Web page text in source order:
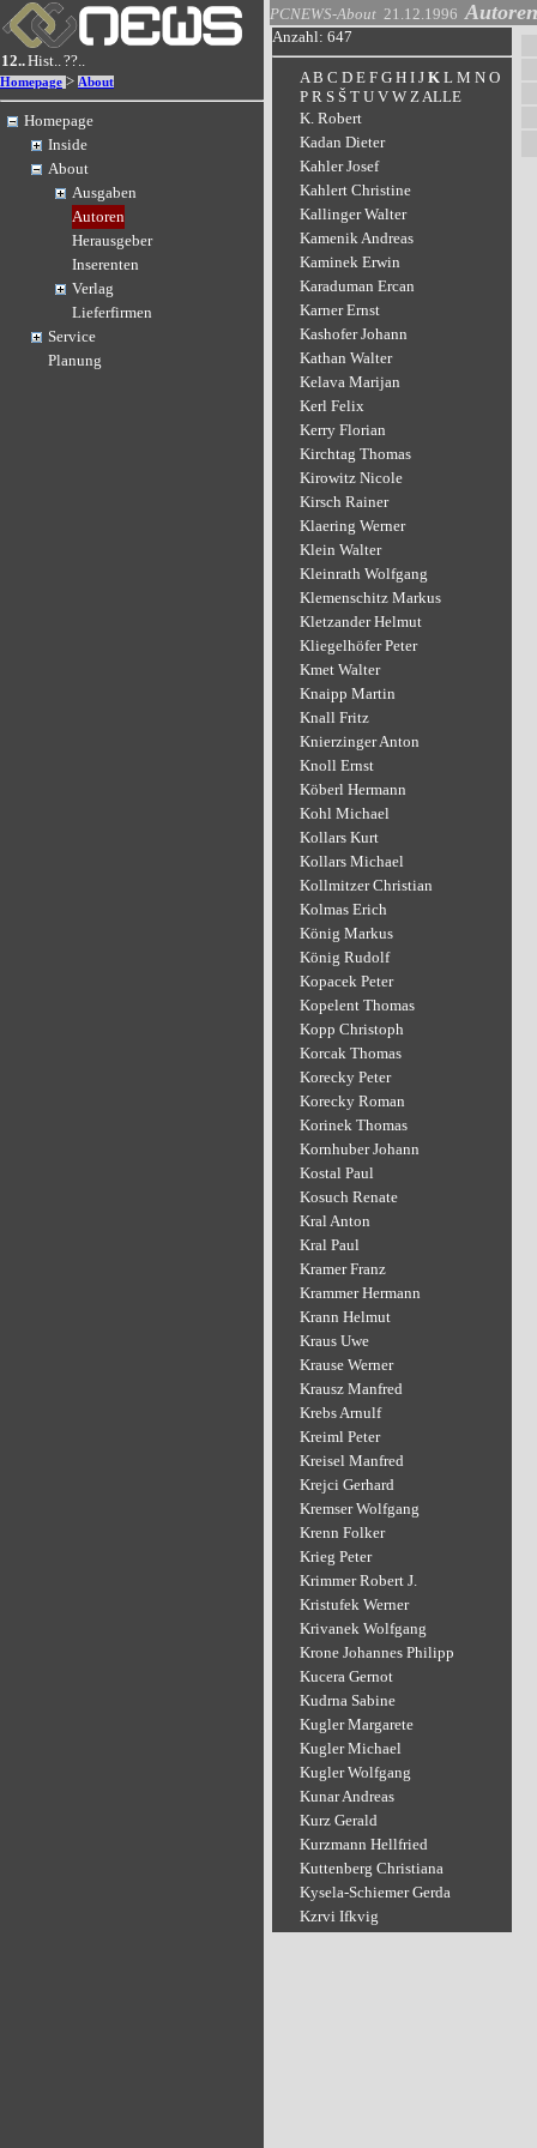
12..Hist..??..
Homepage > About
Homepage
Inside
About
Ausgaben
Autoren
Herausgeber
Inserenten
Verlag
Lieferfirmen
Service
Planung
PCNEWS-About 21.12.1996 Autoren
Anzahl: 647
A B C D E F G H I J K L M N O
P R S Š T U V W ZALLE
K. Robert
Kadan Dieter
Kahler Josef
Kahlert Christine
Kallinger Walter
Kamenik Andreas
Kaminek Erwin
Karaduman Ercan
Karner Ernst
Kashofer Johann
Kathan Walter
Kelava Marijan
Kerl Felix
Kerry Florian
Kirchtag Thomas
Kirowitz Nicole
Kirsch Rainer
Klaering Werner
Klein Walter
Kleinrath Wolfgang
Klemenschitz Markus
Kletzander Helmut
Kliegelhöfer Peter
Kmet Walter
Knaipp Martin
Knall Fritz
Knierzinger Anton
Knoll Ernst
Köberl Hermann
Kohl Michael
Kollars Kurt
Kollars Michael
Kollmitzer Christian
Kolmas Erich
König Markus
König Rudolf
Kopacek Peter
Kopelent Thomas
Kopp Christoph
Korcak Thomas
Korecky Peter
Korecky Roman
Korinek Thomas
Kornhuber Johann
Kostal Paul
Kosuch Renate
Kral Anton
Kral Paul
Kramer Franz
Krammer Hermann
Krann Helmut
Kraus Uwe
Krause Werner
Krausz Manfred
Krebs Arnulf
Kreiml Peter
Kreisel Manfred
Krejci Gerhard
Kremser Wolfgang
Krenn Folker
Krieg Peter
Krimmer Robert J.
Kristufek Werner
Krivanek Wolfgang
Krone Johannes Philipp
Kucera Gernot
Kudrna Sabine
Kugler Margarete
Kugler Michael
Kugler Wolfgang
Kunar Andreas
Kurz Gerald
Kurzmann Hellfried
Kuttenberg Christiana
Kysela-Schiemer Gerda
Kzrvi Ifkvig